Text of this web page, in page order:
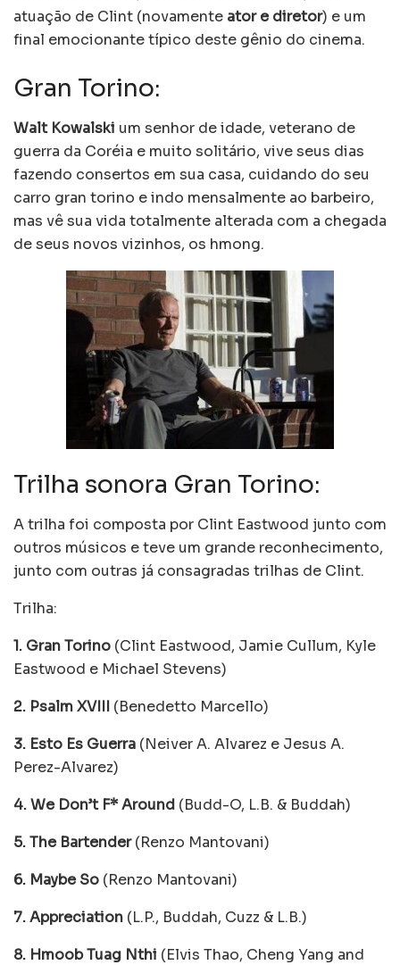
atuação de Clint (novamente ator e diretor) e um
final emocionante típico deste gênio do cinema.
Gran Torino:
Walt Kowalski um senhor de idade, veterano de
guerra da Coréia e muito solitário, vive seus dias
fazendo consertos em sua casa, cuidando do seu
carro gran torino e indo mensalmente ao barbeiro,
mas vê sua vida totalmente alterada com a chegada
de seus novos vizinhos, os hmong.
Trilha sonora Gran Torino:
A trilha foi composta por Clint Eastwood junto com
outros músicos e teve um grande reconhecimento,
junto com outras já consagradas trilhas de Clint.
Trilha:
1. Gran Torino (Clint Eastwood, Jamie Cullum, Kyle
Eastwood e Michael Stevens)
2. Psalm XVIII (Benedetto Marcello)
3. Esto Es Guerra (Neiver A. Alvarez e Jesus A.
Perez-Alvarez)
4. We Don’t F* Around (Budd-O, L.B. & Buddah)
5. The Bartender(Renzo Mantovani)
6. Maybe So (Renzo Mantovani)
7. Appreciation (L.P., Buddah, Cuzz & L.B.)
8. Hmoob Tuag Nthi (Elvis Thao, Cheng Yang and